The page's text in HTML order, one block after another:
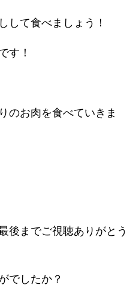
して食べましょう！
す！
のお肉を食べていきま
後までご視聴ありがとう
でしたか？